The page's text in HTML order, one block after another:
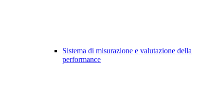
Sistema di misurazione e valutazione della
performance